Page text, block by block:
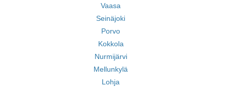
Vaasa
Seinäjoki
Porvo
Kokkola
Nurmijärvi
Mellunkylä
Lohja